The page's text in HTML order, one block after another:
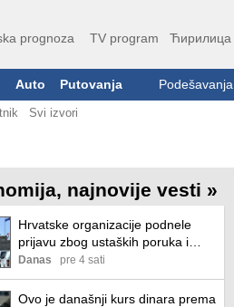
prognoza TV program Ћирилица
Auto Putovanja Podešavanja
Svi izvori
najnovije vesti »
Hrvatske organizacije podnele
prijavu zbog ustaških poruka i
simbola tokom obeležavanja
godišnjice Oluje u Kninu
Danas pre 4 sati
Ovo je današnji kurs dinara prema